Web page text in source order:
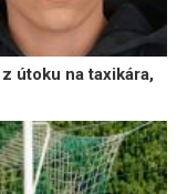
útoku na taxikára,